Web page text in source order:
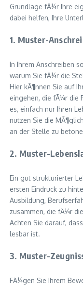
Grundlage fÃ¼r Ihre
dabei helfen, Ihre
1. Muster-
In Ihrem Anschreiben
warum Sie fÃ¼r die
Hier kÃ¶nnen Sie auf
eingehen, die fÃ¼r die
es, einfach nur Ihren
nutzen Sie die
an der Stelle zu
2. Muster-
Ein gut strukturierter
ersten Eindruck zu
Ausbildung,
zusammen, die fÃ¼r
Achten Sie darauf,
lesbar ist.
3. Muster-
FÃ¼gen Sie Ihrem